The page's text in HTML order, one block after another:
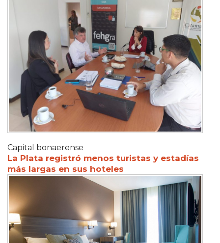
Capital bonaerense
La Plata registró menos turistas y estadías
más largas en sus hoteles